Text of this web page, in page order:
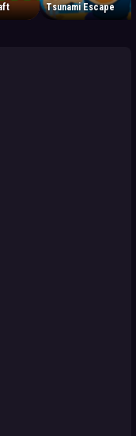
Tsunami Escape